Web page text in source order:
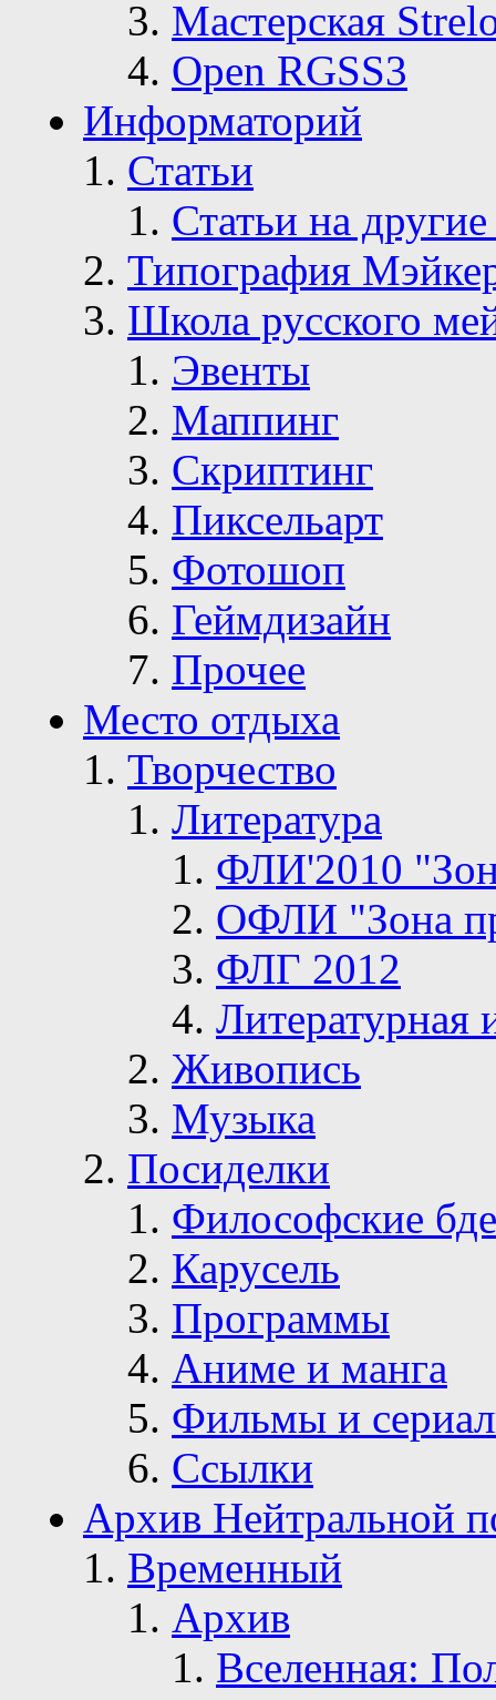
Мастерская
Open RGSS3
Информаторий
Статьи
Статьи на
Типография
Школа русского
Эвенты
Маппинг
Скриптинг
Пиксельарт
Фотошоп
Геймдизайн
Прочее
Место отдыха
Творчество
Литература
ФЛИ'2010
ОФЛИ "Зона
ФЛГ 2012
Живопись
Музыка
Посиделки
Философские
Карусель
Программы
Аниме и манга
Фильмы и
Ссылки
Архив Нейтральной
Временный
Архив
Вселенная: